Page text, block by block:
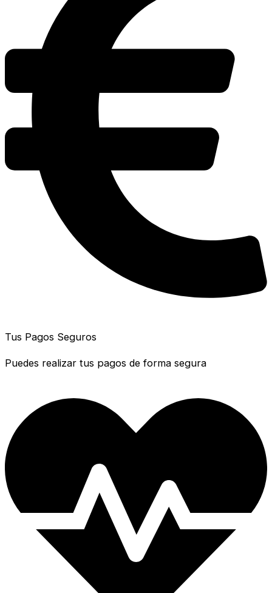
Tus Pagos Seguros
Puedes realizar tus pagos de forma segura